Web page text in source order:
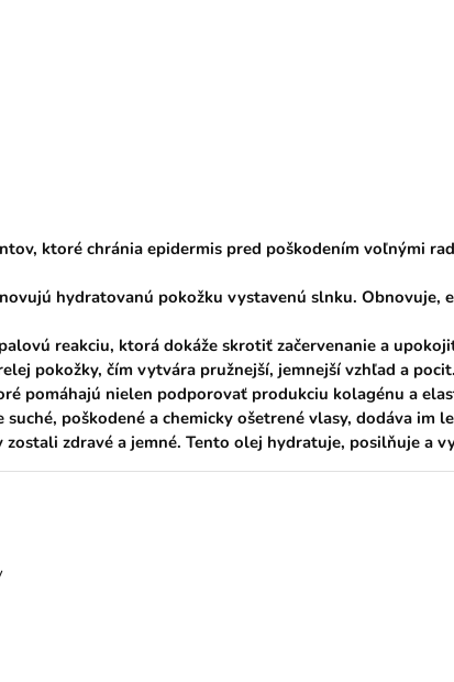
ktoré chránia epidermis pred poškodením voľnými
hydratovanú pokožku vystavenú slnku.
reakciu, ktorá dokáže skrotiť začervenanie a
pokožky, čím vytvára pružnejší, jemnejší vzhľad a pocit.
pomáhajú nielen podporovať produkciu kolagénu a
poškodené a chemicky ošetrené vlasy, dodáva
zdravé a jemné. Tento olej hydratuje, posilňuje a